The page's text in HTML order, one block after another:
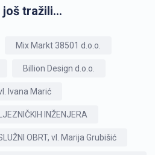
tražili...
Mix Markt 38501 d.o.o.
Billion Design d.o.o.
Ivana Marić
INŽENJERA
OBRT, vl. Marija Grubišić